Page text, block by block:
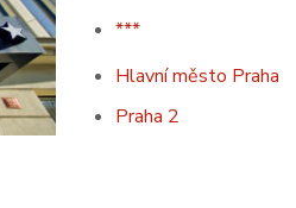
***
Hlavní město Praha
Praha 2